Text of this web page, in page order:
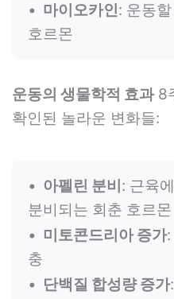
마이오카인: 운동
호르몬
운동의 생물학적 효과8
확인된 놀라운 변화들:
아펠린 분비: 근육
분비되는 회춘 호르몬
미토콘드리아 증가
충
단백질 합성량 증가